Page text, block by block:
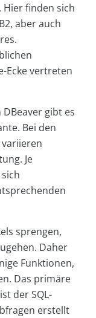
Hier finden sich
aber auch
Ecke vertreten
gibt es
Bei den
Je
sprengen,
Daher
Funktionen,
Das primäre
der SQL-
erstellt